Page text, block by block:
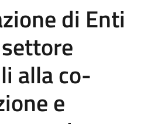
di Enti
alla co-
e